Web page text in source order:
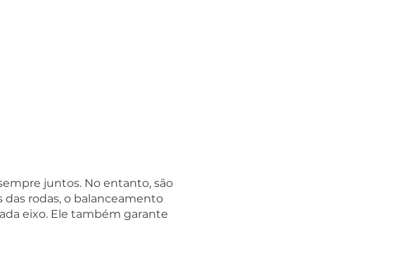
juntos. No entanto, são
rodas, o balanceamento
eixo. Ele também garante